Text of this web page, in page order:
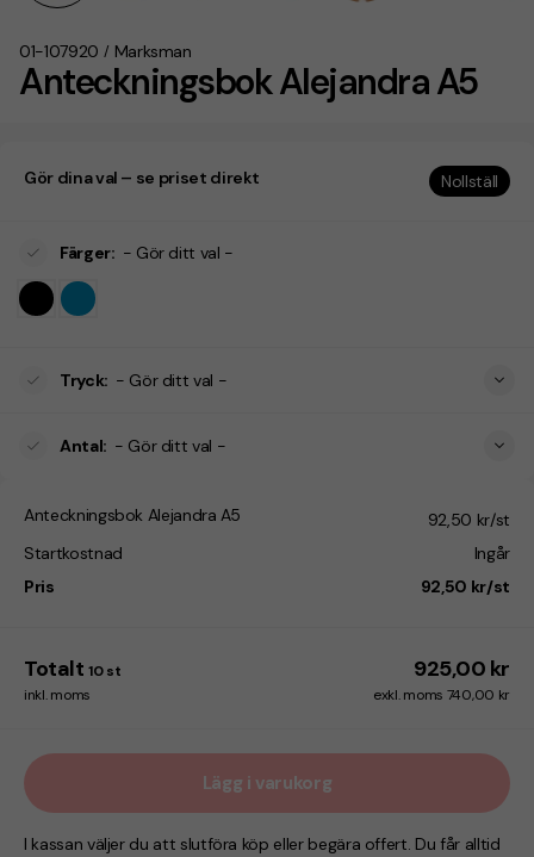
Anteckningsbok Alejandra A5
01-107920 / Marksman
Gör dina val – se priset direkt Nollställ
Färger: - Gör ditt val -
Tryck: - Gör ditt val -
Antal: - Gör ditt val -
Anteckningsbok Alejandra A5
92,50 kr/st
Startkostnad
Ingår
Pris
92,50 kr/st
Totalt 10 st 925,00 kr
inkl. moms exkl. moms 740,00 kr
Lägg i varukorg
I kassan väljer du att slutföra köp eller begära offert. Du får alltid